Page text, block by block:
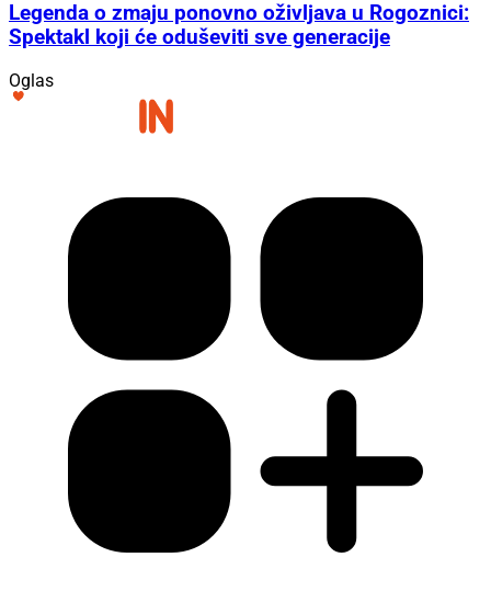
Legenda o zmaju ponovno oživljava u Rogoznici:
Spektakl koji će oduševiti sve generacije
Oglas